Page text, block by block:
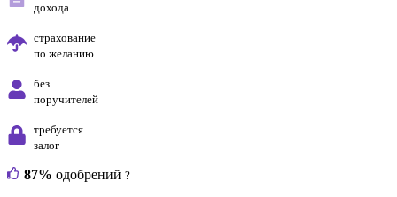
дохода
страхование
по желанию
без
поручителей
требуется
залог
87% одобрений ?